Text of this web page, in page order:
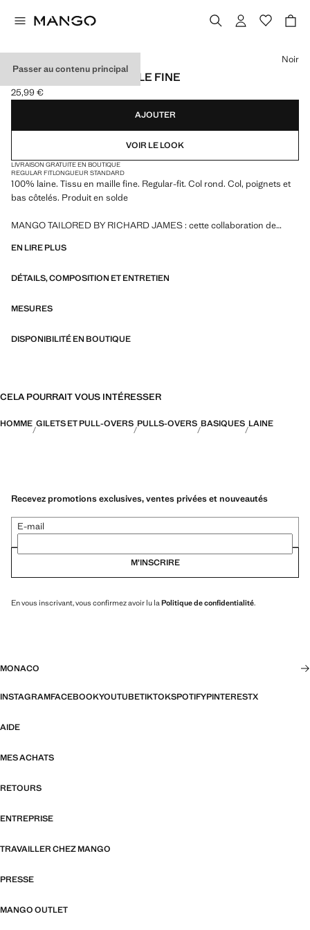
Passer au contenu principal
PULL 100 % LAINE MAILLE FINE
Prix actuel [25,99 € ]
25,99 €
Choisissez une couleur
Noir
AJOUTER
VOIR LE LOOK
LIVRAISON GRATUITE EN BOUTIQUE
REGULAR FITLONGUEUR STANDARD
100% laine. Tissu en maille fine. Regular-fit. Col rond. Col, poignets et
bas côtelés. Produit en solde
MANGO TAILORED BY RICHARD JAMES : cette collaboration de
James avec l'essence contemporaine de Mango. Le résultat est une
la réinterprétation des imprimés et motifs de Richard James avec des
haute qualité.
EN LIRE PLUS
DÉTAILS, COMPOSITION ET ENTRETIEN
MESURES
DISPONIBILITÉ EN BOUTIQUE
CELA POURRAIT VOUS INTÉRESSER
HOMME GILETS ET PULL-OVERS PULLS-OVERS BASIQUES LAINE
Recevez promotions exclusives, ventes privées et nouveautés
E-mail
M’INSCRIRE
En vous inscrivant, vous confirmez avoir lu la Politique de confidentialité.
MONACO
INSTAGRAMFACEBOOKYOUTUBETIKTOKSPOTIFYPINTERESTX
AIDE
MES ACHATS
RETOURS
ENTREPRISE
TRAVAILLER CHEZ MANGO
PRESSE
MANGO OUTLET